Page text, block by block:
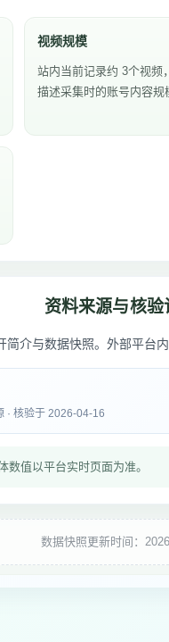
视频规模
站内当前记录约 3个视频
描述采集时的账号内容规
资料来源与核验
介与数据快照。外部平台内
· 核验于 2026-04-16
数值以平台实时页面为准。
数据快照更新时间：